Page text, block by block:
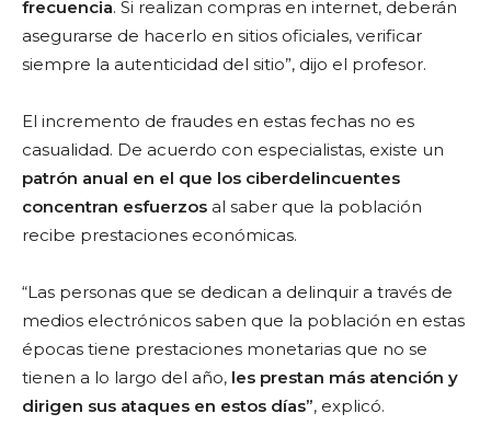
frecuencia. Si realizan compras en internet, deberán
asegurarse de hacerlo en sitios oficiales, verificar
siempre la autenticidad del sitio”, dijo el profesor.
El incremento de fraudes en estas fechas no es
casualidad. De acuerdo con especialistas, existe un
patrón anual en el que los ciberdelincuentes
concentran esfuerzos al saber que la población
recibe prestaciones económicas.
“Las personas que se dedican a delinquir a través de
medios electrónicos saben que la población en estas
épocas tiene prestaciones monetarias que no se
tienen a lo largo del año, les prestan más atención y
dirigen sus ataques en estos días”, explicó.